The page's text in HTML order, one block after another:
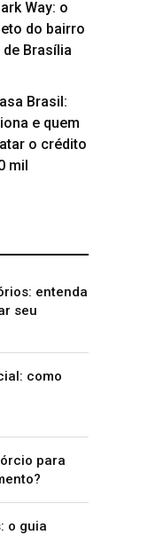
Way: o
do bairro
Brasília
Brasil:
e quem
o crédito
mil
entenda
seu
como
para
o guia